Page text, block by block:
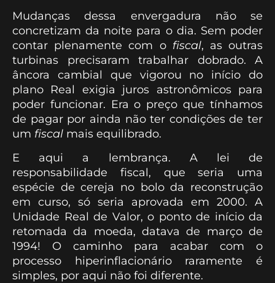
Mudanças dessa envergadura não se
concretizam da noite para o dia. Sem poder
contar plenamente com o fiscal, as outras
turbinas precisaram trabalhar dobrado. A
âncora cambial que vigorou no início do
plano Real exigia juros astronômicos para
poder funcionar. Era o preço que tínhamos
de pagar por ainda não ter condições de ter
um fiscal mais equilibrado.
E aqui a lembrança. A lei de
responsabilidade fiscal, que seria uma
espécie de cereja no bolo da reconstrução
em curso, só seria aprovada em 2000. A
Unidade Real de Valor, o ponto de início da
retomada da moeda, datava de março de
1994! O caminho para acabar com o
processo hiperinflacionário raramente é
simples, por aqui não foi diferente.